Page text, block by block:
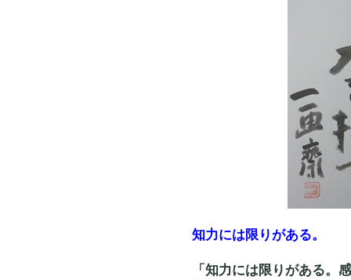
知力には限りがある。
「知力には限りがある。